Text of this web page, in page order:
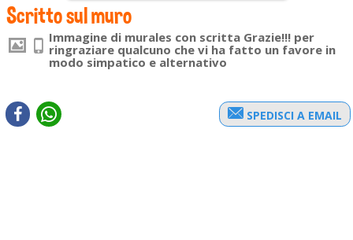
Scritto sul muro
Immagine di murales con scritta Grazie!!! per
ringraziare qualcuno che vi ha fatto un favore in
modo simpatico e alternativo
SPEDISCI A EMAIL